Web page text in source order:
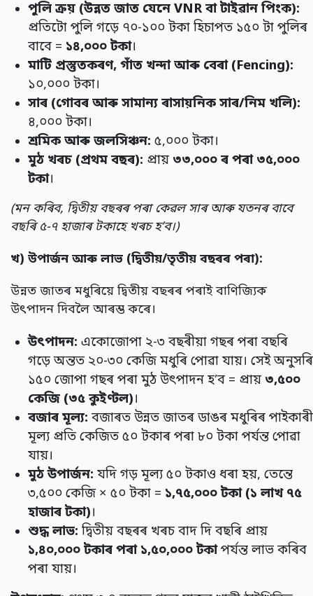
পুলি ক্ৰয় (উন্নত জাত যেনে VNRবাটাইৱান পিংক):
প্ৰতিটো পুলি গড়ে ৭০-১০০ টকা হিচাপত ১৫০ টা পুলিৰ
বাবে = ১৪,০০০ টকা।
মাটি প্ৰস্তুতকৰণ, গাঁত খন্দাআৰু বেৰা (Fencing):
১০,০০০ টকা।
সাৰ (গোবৰ আৰু সামান্য ৰাসায়নিক সাৰ/নিম খলি):
৪,০০০ টকা।
শ্ৰমিক আৰু জলসিঞ্চন: ৫,০০০ টকা।
মুঠ খৰচ (প্ৰথম বছৰ): প্ৰায় ৩৩,০০০ ৰ পৰা ৩৫,০০০
টকা।
(মনকৰিব, দ্বিতীয়বছৰৰপৰাকেৱলসাৰআৰুযতনৰবাবে
বছৰি৫-৭ হাজাৰটকাহেখৰচহ’ব।)
খ) উপাৰ্জন আৰু লাভ (দ্বিতীয়/তৃতীয় বছৰৰ পৰা):
উন্নত জাতৰ মধুৰিয়ে দ্বিতীয় বছৰৰ পৰাই বাণিজ্যিক
উৎপাদন দিবলৈ আৰম্ভ কৰে।
উৎপাদন: একোজোপা ২-৩ বছৰীয়া গছৰ পৰা বছৰি
গড়ে অন্তত ২০-৩০ কেজি মধুৰি পোৱা যায়। সেই অনুসৰি
১৫০ জোপা গছৰ পৰা মুঠ উৎপাদন হ’ব = প্ৰায় ৩,৫০০
কেজি (৩৫ কুইণ্টল)।
বজাৰ মূল্য: বজাৰত উন্নত জাতৰ ডাঙৰ মধুৰিৰ পাইকাৰী
মূল্য প্ৰতি কেজিত ৫০ টকাৰ পৰা ৮০ টকা পৰ্যন্ত পোৱা
যায়।
মুঠউপাৰ্জন: যদি গড় মূল্য ৫০ টকাও ধৰা হয়, তেন্তে
৩,৫০০ কেজি × ৫০ টকা = ১,৭৫,০০০ টকা (১ লাখ ৭৫
হাজাৰ টকা)।
শুদ্ধ লাভ: দ্বিতীয় বছৰৰ খৰচ বাদ দি বছৰি প্ৰায়
১,৪০,০০০ টকাৰ পৰা ১,৫০,০০০ টকাপৰ্যন্ত লাভ কৰিব
পৰা যায়।